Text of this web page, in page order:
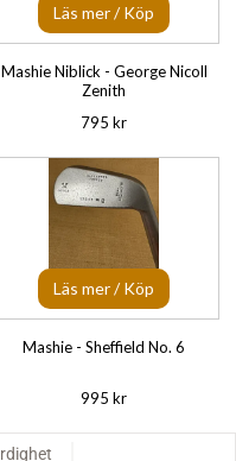
Läs mer / Köp
Mashie Niblick - George Nicoll
Zenith
795 kr
Läs mer / Köp
Mashie - Sheffield No. 6
995 kr